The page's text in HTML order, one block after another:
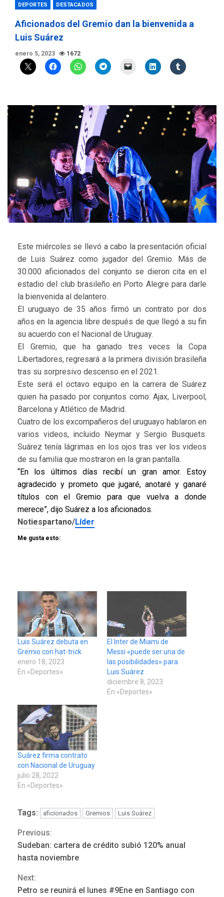
DEPORTES DESTACADOS
Aficionados del Gremio dan la bienvenida a
Luis Suárez
enero 5, 2023 1672
Este miércoles se llevó a cabo la presentación oficial
de Luis Suárez como jugador del Gremio. Más de
30.000 aficionados del conjunto se dieron cita en el
estadio del club brasileño en Porto Alegre para darle
la bienvenida al delantero.
El uruguayo de 35 años firmó un contrato por dos
años en la agencia libre después de que llegó a su fin
su acuerdo con el Nacional de Uruguay.
El Gremio, que ha ganado tres veces la Copa
Libertadores, regresará a la primera división brasileña
tras su sorpresivo descenso en el 2021.
Este será el octavo equipo en la carrera de Suárez
quien ha pasado por conjuntos como: Ajax, Liverpool,
Barcelona y Atlético de Madrid.
Cuatro de los excompañeros del uruguayo hablaron en
varios videos, incluido Neymar y Sergio Busquets.
Suárez tenía lágrimas en los ojos tras ver los videos
de su familia que mostraron en la gran pantalla.
“En los últimos días recibí un gran amor. Estoy
agradecido y prometo que jugaré, anotaré y ganaré
títulos con el Gremio para que vuelva a donde
merece”, dijo Suárez a los aficionados.
Notiespartano/Líder
Me gusta esto:
Luis Suárez debuta en
Gremio con hat-trick
enero 18, 2023
En «Deportes»
El Inter de Miami de
Messi «puede ser una de
las posibilidades» para
Luis Suárez
diciembre 8, 2023
En «Deportes»
Suárez firma contrato
con Nacional de Uruguay
julio 28, 2022
En «Deportes»
Tags: aficionados Gremios Luis Suárez
Continue
Reading
Previous:
Sudeban: cartera de crédito subió 120% anual
hasta noviembre
Next:
Petro se reunirá el lunes #9Ene en Santiago con
REGIONALES ÚLTIMA HORA